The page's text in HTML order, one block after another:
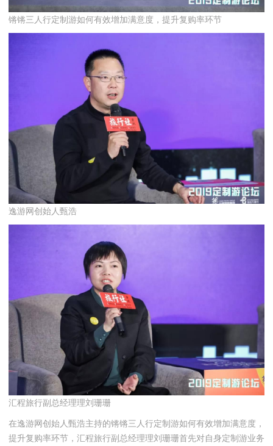
锵锵三人行定制游如何有效增加满意度，提升复购率环节
逸游网创始人甄浩
汇程旅行副总经理理刘珊珊
在逸游网创始人甄浩主持的锵锵三人行定制游如何有效增加满意度，
提升复购率环节，汇程旅行副总经理理刘珊珊首先对自身定制游业务